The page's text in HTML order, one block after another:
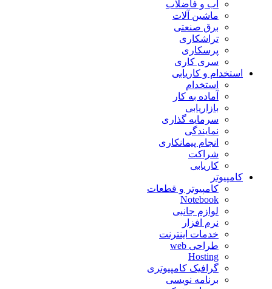
آب و فاضلاب
ماشین آلات
برق صنعتی
تراشکاری
پرسکاری
سری کاری
استخدام و کاریابی
استخدام
آماده به کار
بازاریابی
سرمایه گذاری
نمایندگی
انجام پیمانکاری
شراکت
کاریابی
کامپیوتر
کامپیوتر و قطعات
Notebook
لوازم جانبی
نرم افزار
خدمات اینترنت
طراحی web
Hosting
گرافیک کامپیوتری
برنامه نویسی